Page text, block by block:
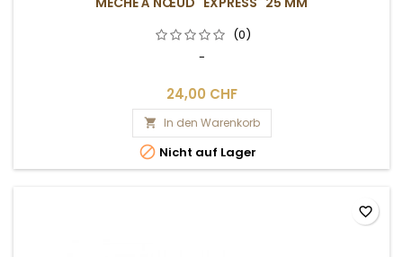
(0)
-
24,00 CHF
 In den Warenkorb
 Nicht auf Lager
favorite_border